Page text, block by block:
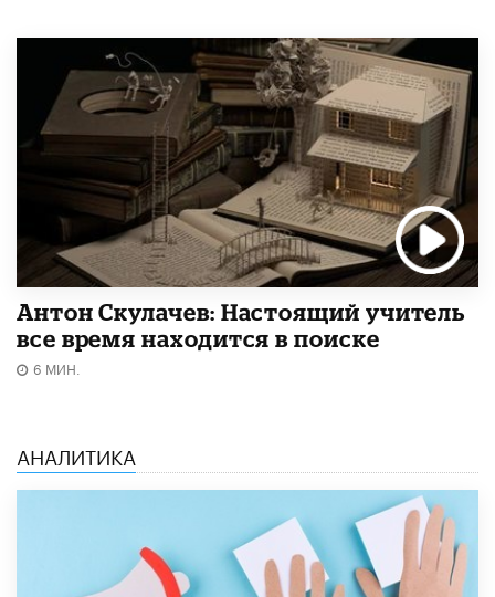
Антон Скулачев: Настоящий учитель
все время находится в поиске
6 МИН.
АНАЛИТИКА